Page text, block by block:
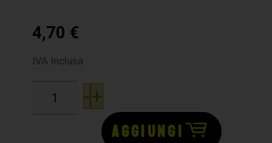
4,70 €
IVA Inclusa
-+
AGGIUNGI